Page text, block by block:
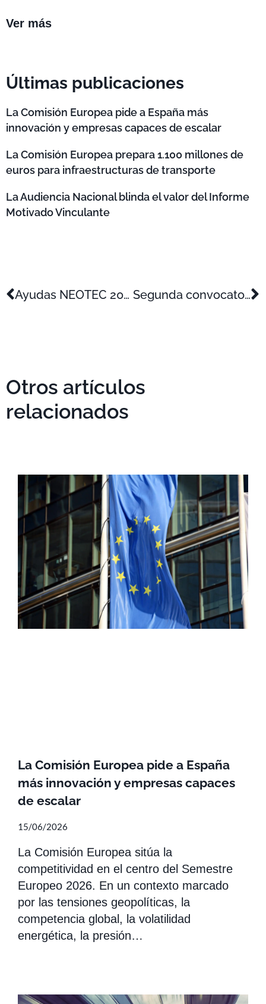
Ver más
Últimas publicaciones
La Comisión Europea pide a España más
innovación y empresas capaces de escalar
La Comisión Europea prepara 1.100 millones de
euros para infraestructuras de transporte
La Audiencia Nacional blinda el valor del Informe
Motivado Vinculante
Ayudas NEOTEC 2021 de CDTI para empresas de base tecnológica Segunda convocatoria del Plan Resistir Plus – C. Valenciana
Otros artículos
relacionados
La Comisión Europea pide a España
más innovación y empresas capaces
de escalar
15/06/2026
La Comisión Europea sitúa la
competitividad en el centro del Semestre
Europeo 2026. En un contexto marcado
por las tensiones geopolíticas, la
competencia global, la volatilidad
energética, la presión…